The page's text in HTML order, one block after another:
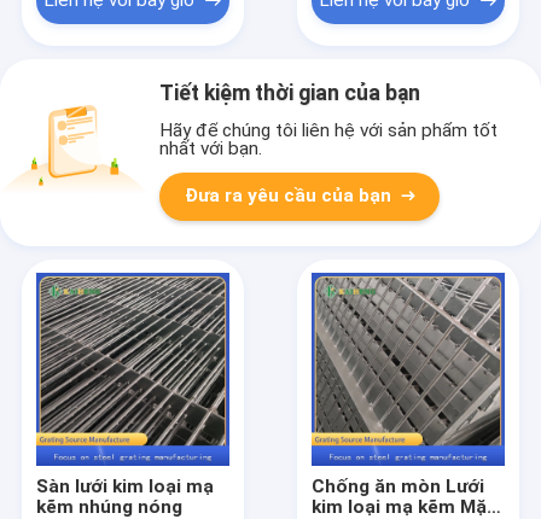
Tiết kiệm thời gian của bạn
Hãy để chúng tôi liên hệ với sản phẩm tốt
nhất với bạn.
Đưa ra yêu cầu của bạn
Sàn lưới kim loại mạ
kẽm nhúng nóng
Chống ăn mòn Lưới
kim loại mạ kẽm Mặt